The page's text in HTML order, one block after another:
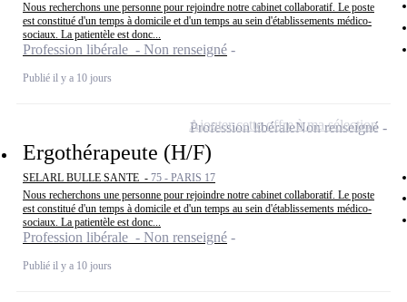
Nous recherchons une personne pour rejoindre notre cabinet collaboratif. Le poste
est constitué d'un temps à domicile et d'un temps au sein d'établissements médico-
sociaux. La patientèle est donc...
Profession libérale - Non renseigné
Publié il y a 10 jours
Ergothérapeute (H/F)
SELARL BULLE SANTE - 75 - PARIS 17
Nous recherchons une personne pour rejoindre notre cabinet collaboratif. Le poste
est constitué d'un temps à domicile et d'un temps au sein d'établissements médico-
sociaux. La patientèle est donc...
Profession libérale - Non renseigné
Publié il y a 10 jours
Profession libéraleNon renseigné
Ajouter cette offre à ma sélection